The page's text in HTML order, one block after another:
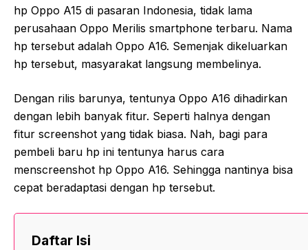
hp Oppo A15 di pasaran Indonesia, tidak lama
perusahaan Oppo Merilis smartphone terbaru. Nama
hp tersebut adalah Oppo A16. Semenjak dikeluarkan
hp tersebut, masyarakat langsung membelinya.
Dengan rilis barunya, tentunya Oppo A16 dihadirkan
dengan lebih banyak fitur. Seperti halnya dengan
fitur screenshot yang tidak biasa. Nah, bagi para
pembeli baru hp ini tentunya harus cara
menscreenshot hp Oppo A16. Sehingga nantinya bisa
cepat beradaptasi dengan hp tersebut.
Daftar Isi